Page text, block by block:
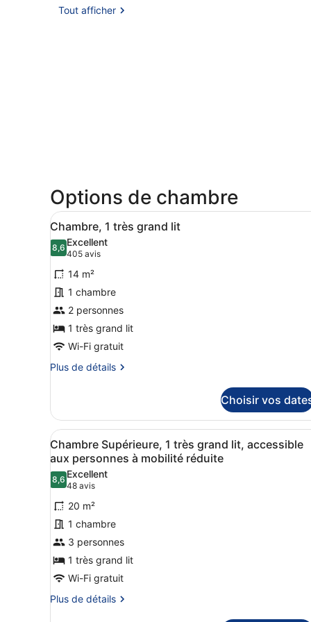
Tout afficher
Options de chambre
Afficher
toutes
les
photos
pour
ce
type
de
chambre :
Chambre,
grand
lit
Une chambre d’hôtel
9
Chambre, 1 très grand lit
8,68,6 sur 10
Excellent
405 avis
(405 avis)
14 m²
1 chambre
2 personnes
1 très grand lit
Wi-Fi gratuit
Plus de détails
Plus
le
type
de
chambre
Chambre,
1
très
grand
Choisir vos
Afficher
toutes
les
photos
pour
ce
type
de
chambre :
Chambre
Supérieure,
Chambre Supérieure, 1
5
Chambre Supérieure, 1 très grand lit, accessible
aux personnes à mobilité réduite
8,68,6 sur 10
Excellent
48 avis
(48 avis)
20 m²
1 chambre
3 personnes
1 très grand lit
Wi-Fi gratuit
Plus de détails
Plus